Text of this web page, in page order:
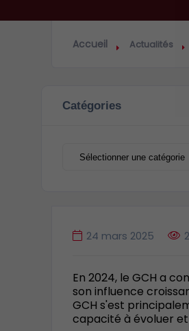
Accueil Actualités
Catégories
Catégories
24 mars 2025
En 2024, le GCH a
son influence
GCH s'est
capacité à évoluer